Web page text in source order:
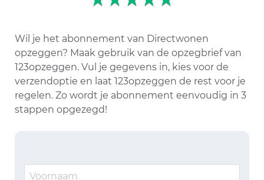
Wil je het abonnement van Directwonen
opzeggen? Maak gebruik van de opzegbrief van
123opzeggen. Vul je gegevens in, kies voor de
verzendoptie en laat 123opzeggen de rest voor je
regelen. Zo wordt je abonnement eenvoudig in 3
stappen opgezegd!